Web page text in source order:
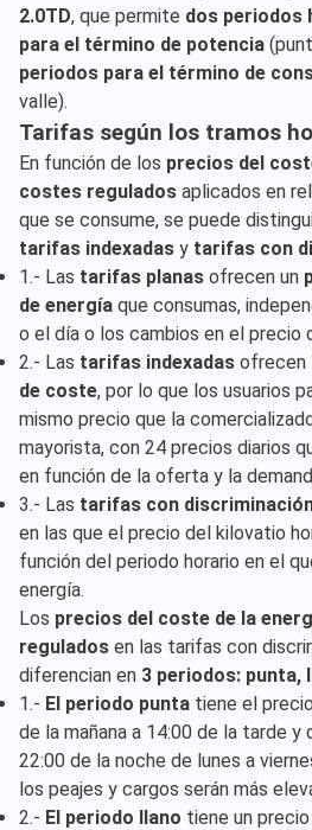
2.0TD, que permite dos periodos
para el término de potencia
periodos para el término de
valle).
Tarifas según los tramos
En función de los precios del
costes regulados aplicados en
que se consume, se puede
tarifas indexadas y tarifas con
1.- Las tarifas planas ofrecen un
de energía que consumas,
o el día o los cambios en el precio
2.- Las tarifas indexadas ofrecen
de coste, por lo que los usuarios
mismo precio que la
mayorista, con 24 precios diarios
en función de la oferta y la
3.- Las tarifas con
en las que el precio del kilovatio
función del periodo horario en el
energía.
Los precios del coste de la
regulados en las tarifas con
diferencian en 3 periodos: punta,
1.- El periodo punta tiene el
de la mañana a 14:00 de la tarde y
22:00 de la noche de lunes a
los peajes y cargos serán más
2.- El periodo llano tiene un